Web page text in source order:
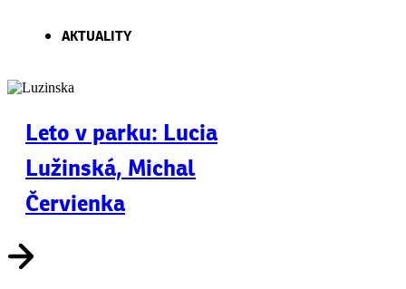
AKTUALITY
Leto v parku: Lucia
Lužinská, Michal
Červienka